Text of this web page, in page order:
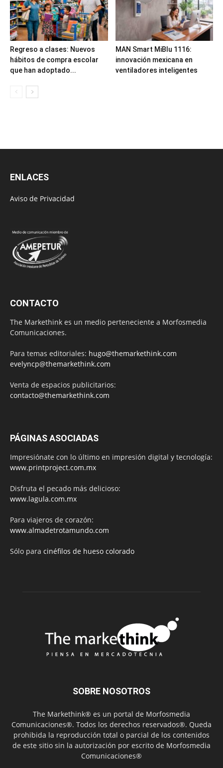
Regreso a clases: Nuevos
hábitos de compra escolar
que han adoptado...
MAN Smart MiBlu 1116:
innovación mexicana en
ventiladores inteligentes
ENLACES
Aviso de Privacidad
CONTACTO
The Markethink es un medio perteneciente a Morfosmedia
Comunicaciones.
Para temas editoriales: hugo@themarkethink.com
evelyncp@themarkethink.com
Venta de espacios publicitarios:
contacto@themarkethink.com
PÁGINAS ASOCIADAS
Impresiónate con lo último en impresión digital y tecnología:
www.printproject.com.mx
Disfruta el pecado más delicioso:
www.lagula.com.mx
Para viajeros de corazón:
www.almadetrotamundo.com
Sólo para cinéfilos de hueso colorado
SOBRE NOSOTROS
The Markethink® es un portal de Morfosmedia
Comunicaciones®. Todos los derechos reservados®. Queda
prohibida la reproducción total o parcial de los contenidos
de este sitio sin la autorización por escrito de Morfosmedia
Comunicaciones®